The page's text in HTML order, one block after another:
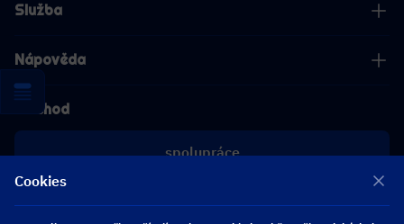
Služba
Nápověda
Obchod
spolupráce
Cookies